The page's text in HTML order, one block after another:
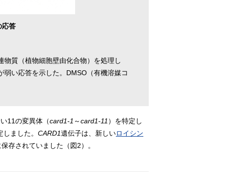
応答
質（植物細胞壁由化合物）を処理し
い応答を示した。DMSO（有機溶媒コ
11の変異体（card1-1 ～card1-11 ）を特定し
ました。 CARD1遺伝子は、新しいロイシン
存されていました（図2）。